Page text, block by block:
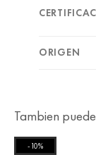
ORIGEN
Tambien
-10%